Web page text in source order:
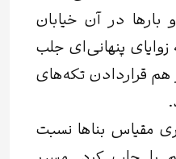
بارها در آن خیابان
پنهانی‌ای جلب
هم قراردادن تکه‌های
مقیاس بناها نسبت